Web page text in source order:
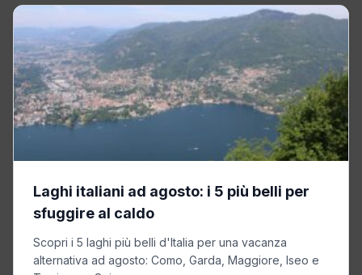
Laghi italiani ad agosto: i 5 più belli per
sfuggire al caldo
Scopri i 5 laghi più belli d'Italia per una vacanza
alternativa ad agosto: Como, Garda, Maggiore, Iseo e